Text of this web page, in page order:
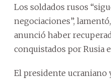
Los soldados rusos
negociaciones”,
anunció haber
conquistados por Rusia
El presidente ucraniano